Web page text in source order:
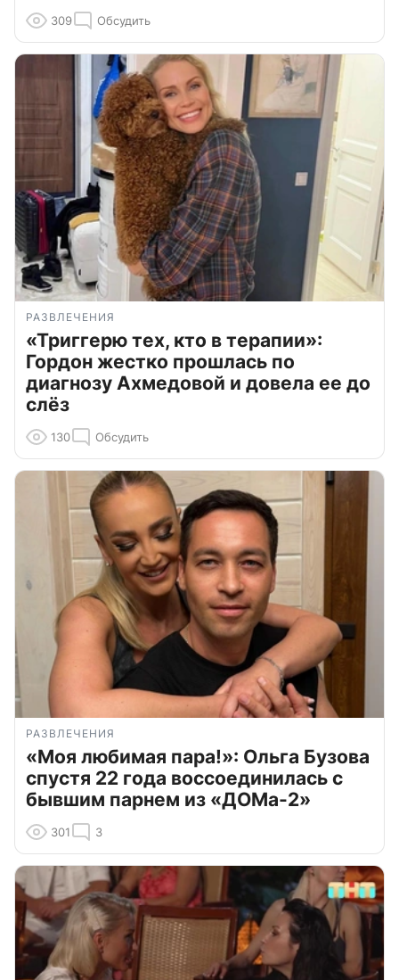
309 Обсудить
РАЗВЛЕЧЕНИЯ
«Триггерю тех, кто в терапии»:
Гордон жестко прошлась по
диагнозу Ахмедовой и довела ее до
слёз
130 Обсудить
РАЗВЛЕЧЕНИЯ
«Моя любимая пара!»: Ольга Бузова
спустя 22 года воссоединилась с
бывшим парнем из «ДОМа-2»
301 3